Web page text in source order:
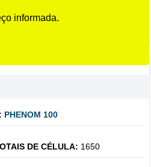
informada.
PHENOM 100
DE CÉLULA: 1650